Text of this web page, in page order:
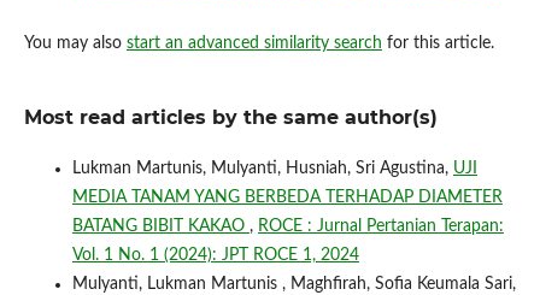
You may also start an advanced similarity search for this article.
Most read articles by the same author(s)
Lukman Martunis, Mulyanti, Husniah, Sri Agustina, UJI
MEDIA TANAM YANG BERBEDA TERHADAP DIAMETER
BATANG BIBIT KAKAO , ROCE : Jurnal Pertanian Terapan:
Vol. 1 No. 1 (2024): JPT ROCE 1, 2024
Mulyanti, Lukman Martunis , Maghfirah, Sofia Keumala Sari,